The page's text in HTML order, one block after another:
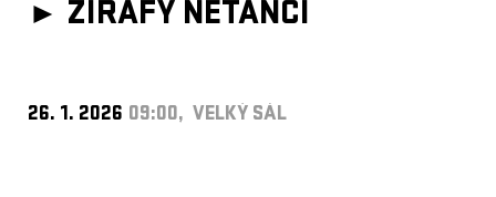
► ŽIRAFY NETANČÍ
26. 1. 2026 09:00, VELKÝ SÁL